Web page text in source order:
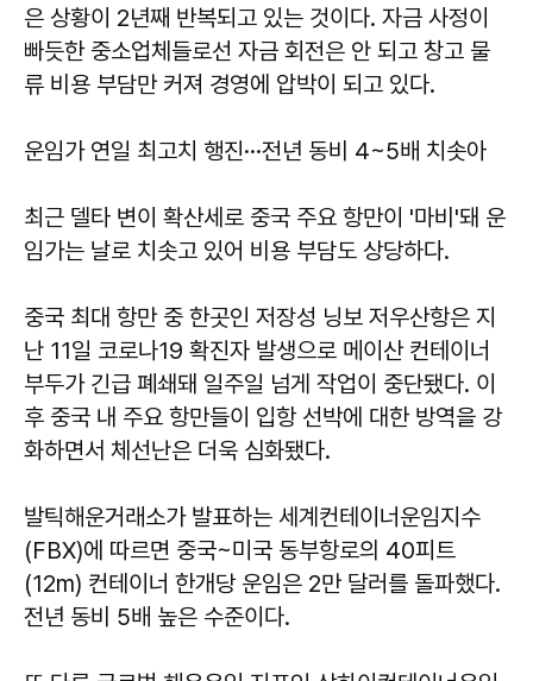
은 상황이 2년째 반복되고 있는 것이다. 자금 사정이
빠듯한 중소업체들로선 자금 회전은 안 되고 창고 물
류 비용 부담만 커져 경영에 압박이 되고 있다.
운임가 연일 최고치 행진···전년 동비 4~5배 치솟아
최근 델타 변이 확산세로 중국 주요 항만이 '마비'돼 운
임가는 날로 치솟고 있어 비용 부담도 상당하다.
중국 최대 항만 중 한곳인 저장성 닝보 저우산항은 지
난 11일 코로나19 확진자 발생으로 메이산 컨테이너
부두가 긴급 폐쇄돼 일주일 넘게 작업이 중단됐다. 이
후 중국 내 주요 항만들이 입항 선박에 대한 방역을 강
화하면서 체선난은 더욱 심화됐다.
발틱해운거래소가 발표하는 세계컨테이너운임지수
(FBX)에 따르면 중국~미국 동부항로의 40피트
(12m) 컨테이너 한개당 운임은 2만 달러를 돌파했다.
전년 동비 5배 높은 수준이다.